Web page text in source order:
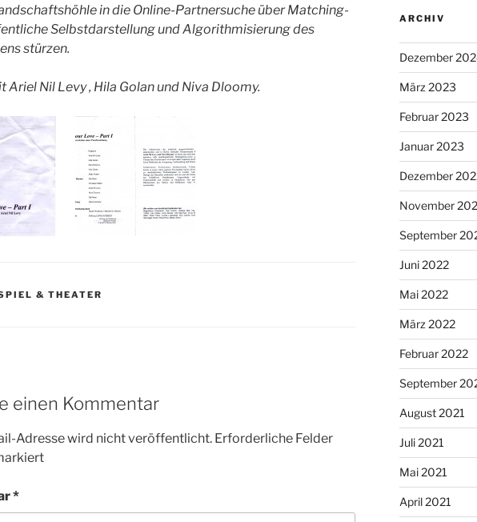
in die Online-Partnersuche über Matching-
Selbstdarstellung und Algorithmisierung des
stürzen.
Ariel Nil Levy , Hila Golan und Niva Dloomy.
& THEATER
einen Kommentar
Adresse wird nicht veröffentlicht. Erforderliche Felder
*
ARCHIV
Dezember
März 2023
Februar 2023
Januar 2023
Dezember
November
September
Juni 2022
Mai 2022
März 2022
Februar 2022
September
August 2021
Juli 2021
Mai 2021
April 2021